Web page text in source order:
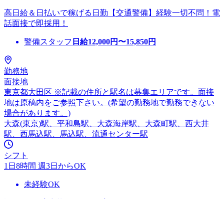
高日給＆日払いで稼げる日勤【交通警備】経験一切不問！電
話面接で即採用！
警備スタッフ 日給12,000円〜15,850円
勤務地
面接地
東京都大田区 ※記載の住所と駅名は募集エリアです。面接
地は原稿内をご参照下さい。(希望の勤務地で勤務できない
場合があります。)
大森(東京)駅、平和島駅、大森海岸駅、大森町駅、西大井
駅、西馬込駅、馬込駅、流通センター駅
シフト
1日8時間 週3日からOK
未経験OK